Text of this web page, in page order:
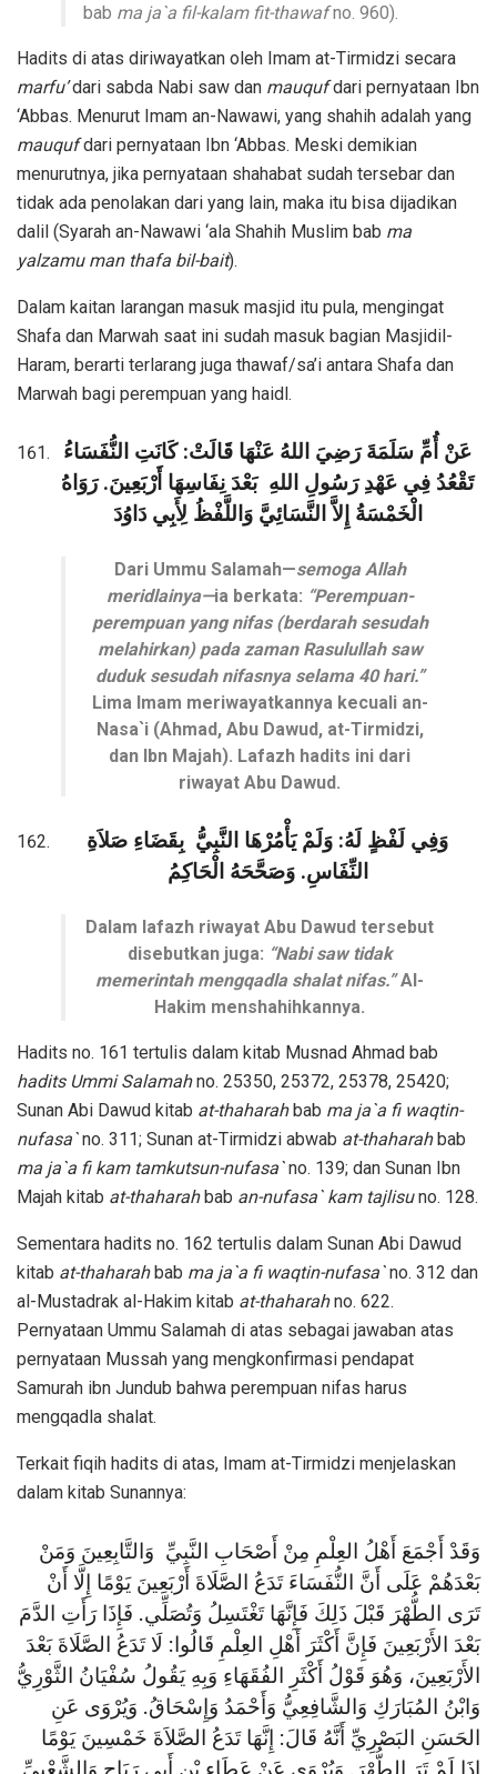
bab ma ja`a fil-kalam fit-thawafno. 960).
Hadits di atas diriwayatkan oleh Imam at-Tirmidzi secara
marfu’dari sabda Nabi saw dan mauqufdari pernyataan Ibn
‘Abbas. Menurut Imam an-Nawawi, yang shahih adalah yang
mauqufdari pernyataan Ibn ‘Abbas. Meski demikian
menurutnya, jika pernyataan shahabat sudah tersebar dan
tidak ada penolakan dari yang lain, maka itu bisa dijadikan
dalil (Syarah an-Nawawi ‘ala Shahih Muslim bab ma
yalzamu man thafa bil-bait).
Dalam kaitan larangan masuk masjid itu pula, mengingat
Shafa dan Marwah saat ini sudah masuk bagian Masjidil-
Haram, berarti terlarang juga thawaf/sa’i antara Shafa dan
Marwah bagi perempuan yang haidl.
عَنْ أُمِّ سَلَمَةَ رَضِيَ اللهُ عَنْهَا قَالَتْ: كَانَتِ النُّفَسَاءُ
تَقْعُدُ فِي عَهْدِ رَسُولِ اللهِ بَعْدَ نِفَاسِهَا أَرْبَعِينَ. رَوَاهُ
الْخَمْسَةُ إِلاَّ النَّسَائِيَّ وَاللَّفْظُ لِأَبِي دَاوُدَ
Dari Ummu Salamah—semoga Allah
meridlainya—ia berkata: “Perempuan-
perempuan yang nifas (berdarah sesudah
melahirkan) pada zaman Rasulullah saw
duduk sesudah nifasnya selama 40 hari.”
Lima Imam meriwayatkannya kecuali an-
Nasa`i (Ahmad, Abu Dawud, at-Tirmidzi,
dan Ibn Majah). Lafazh hadits ini dari
riwayat Abu Dawud.
وَفِي لَفْظٍ لَهُ: وَلَمْ يَأْمُرْهَا النَّبِيُّ بِقَضَاءِ صَلاَةِ
النِّفَاسِ. وَصَحَّحَهُ الْحَاكِمُ
Dalam lafazh riwayat Abu Dawud tersebut
disebutkan juga: “Nabi saw tidak
memerintah mengqadla shalat nifas.”Al-
Hakim menshahihkannya.
Hadits no. 161 tertulis dalam kitab Musnad Ahmad bab
hadits Ummi Salamahno. 25350, 25372, 25378, 25420;
Sunan Abi Dawud kitab at-thaharahbab ma ja`a fi waqtin-
nufasa`no. 311; Sunan at-Tirmidzi abwab at-thaharahbab
ma ja`a fi kam tamkutsun-nufasa`no. 139; dan Sunan Ibn
Majah kitab at-thaharahbab an-nufasa` kam tajlisuno. 128.
Sementara hadits no. 162 tertulis dalam Sunan Abi Dawud
kitab at-thaharahbab ma ja`a fi waqtin-nufasa`no. 312 dan
al-Mustadrak al-Hakim kitab at-thaharahno. 622.
Pernyataan Ummu Salamah di atas sebagai jawaban atas
pernyataan Mussah yang mengkonfirmasi pendapat
Samurah ibn Jundub bahwa perempuan nifas harus
mengqadla shalat.
Terkait fiqih hadits di atas, Imam at-Tirmidzi menjelaskan
dalam kitab Sunannya:
وَقَدْ أَجْمَعَ أَهْلُ العِلْمِ مِنْ أَصْحَابِ النَّبِيِّ وَالتَّابِعِينَ وَمَنْ
بَعْدَهُمْ عَلَى أَنَّ النُّفَسَاءَ تَدَعُ الصَّلَاةَ أَرْبَعِينَ يَوْمًا إِلَّا أَنْ
تَرَى الطُّهْرَ قَبْلَ ذَلِكَ فَإِنَّهَا تَغْتَسِلُ وَتُصَلِّي. فَإِذَا رَأَتِ الدَّمَ
بَعْدَ الأَرْبَعِينَ فَإِنَّ أَكْثَرَ أَهْلِ العِلْمِ قَالُوا: لَا تَدَعُ الصَّلَاةَ بَعْدَ
الأَرْبَعِينَ، وَهُوَ قَوْلُ أَكْثَرِ الفُقَهَاءِ وَبِهِ يَقُولُ سُفْيَانُ الثَّوْرِيُّ
وَابْنُ المُبَارَكِ وَالشَّافِعِيُّ وَأَحْمَدُ وَإِسْحَاقُ. وَيُرْوَى عَنِ
الحَسَنِ البَصْرِيِّ أَنَّهُ قَالَ: إِنَّهَا تَدَعُ الصَّلاَةَ خَمْسِينَ يَوْمًا
إِذَا لَمْ تَرَ الطُّهْرَ. وَيُرْوَى عَنْ عَطَاءِ بْنِ أَبِي رَبَاحٍ وَالشَّعْبِيِّ